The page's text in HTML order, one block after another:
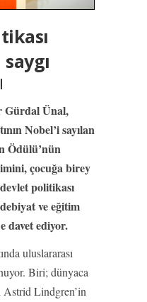
Gürdal Ünal,
Nobel’i sayılan
Ödülü’nün
çocuğa birey
politikası
ve eğitim
davet ediyor.
uluslararası
Biri; dünyaca
Astrid Lindgren’in